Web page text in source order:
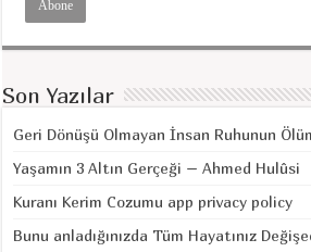
Son Yazılar
Geri Dönüşü Olmayan İnsan Ruhunun
Yaşamın 3 Altın Gerçeği – Ahmed Hulûsi
Kuranı Kerim Cozumu app privacy policy
Bunu anladığınızda Tüm Hayatınız